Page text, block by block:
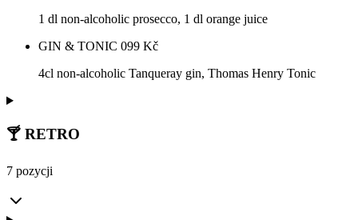
1 dl non-alcoholic prosecco, 1 dl orange juice
GIN & TONIC 099 Kč
4cl non-alcoholic Tanqueray gin, Thomas Henry Tonic
🍸 RETRO
7 pozycji